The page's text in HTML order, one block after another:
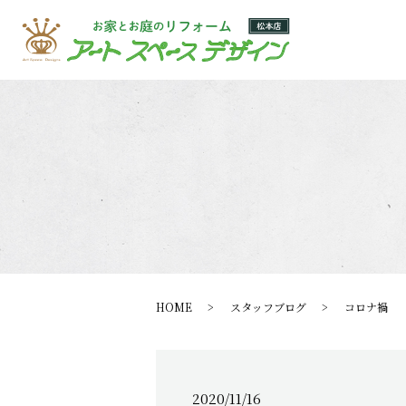
HOME スタッフブログ コロナ禍
2020/11/16